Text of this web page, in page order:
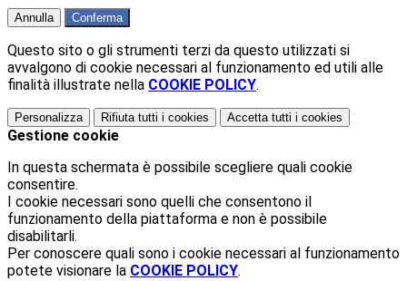
Annulla Conferma
Questo sito o gli strumenti terzi da questo utilizzati si
avvalgono di cookie necessari al funzionamento ed utili alle
finalità illustrate nella COOKIE POLICY.
Personalizza Rifiuta tutti i cookies Accetta tutti i cookies
Gestione cookie
In questa schermata è possibile scegliere quali cookie
consentire.
I cookie necessari sono quelli che consentono il
funzionamento della piattaforma e non è possibile
disabilitarli.
Per conoscere quali sono i cookie necessari al funzionamento
potete visionare la COOKIE POLICY.